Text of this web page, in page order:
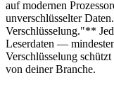
auf modernen
unverschlüsselter
Verschlüsselung."**
Leserdaten —
Verschlüsselung
von deiner Branche.